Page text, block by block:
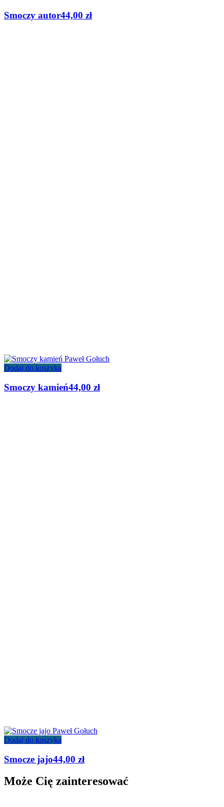
Smoczy autor44,00 zł
Dodaj do koszyka
Smoczy kamień44,00 zł
Dodaj do koszyka
Smocze jajo44,00 zł
Może Cię zainteresować